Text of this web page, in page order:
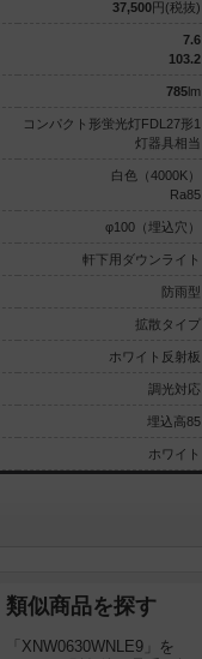
37,500円(税抜)
7.6
103.2
785lm
コンパクト形蛍光灯FDL27形1
灯器具相当
白色（4000K）
Ra85
φ100（埋込穴）
軒下用ダウンライト
防雨型
拡散タイプ
ホワイト反射板
調光対応
埋込高85
ホワイト
類似商品を探す
「XNW0630WNLE9」を